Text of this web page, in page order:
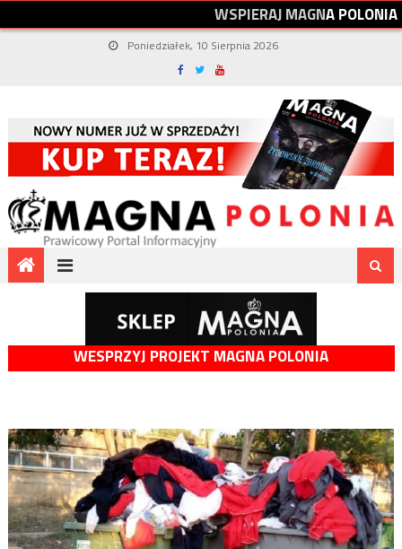
WSPIERAJMAGNAPOLONIA
Poniedziałek, 10 Sierpnia 2026
WESPRZYJ PROJEKT MAGNA POLONIA